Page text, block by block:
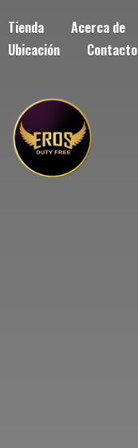
Tienda
Acerca de
Ubicación
Contacto